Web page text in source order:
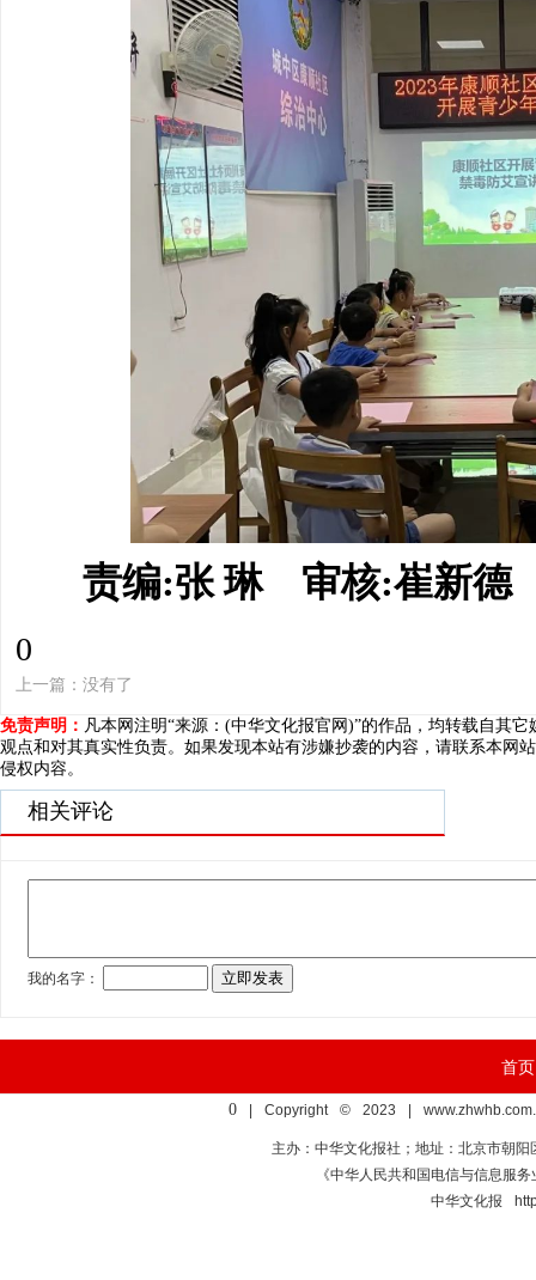
责编:张 琳 审核:崔新德
0
上一篇：没有了
免责声明： 凡本网注明“来源：(中华文化报官网)”的作品，均转载自其
观点和对其真实性负责。如果发现本站有涉嫌抄袭的内容，请联系本网
侵权内容。
相关评论
首页
0 | Copyright © 2023 |
主办：中华文化报社；地址：北京市朝
《中华人民共和国电信与信息服
中华文化报